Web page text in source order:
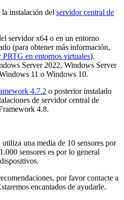
instalación del servidor central de
servidor x64 o en un entorno
(para obtener más información,
PRTG en entornos virtuales).
Server 2022, Windows Server
11 o Windows 10.
4.7.2 o posterior instalado
de servidor central de
4.8.
una media de 10 sensores por
sensores es por lo general
por favor contacte a
encantados de ayudarle.